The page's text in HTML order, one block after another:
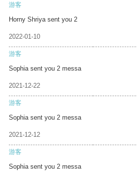
游客
Horny Shriya sent you 2
2022-01-10
游客
Sophia sent you 2 messa
2021-12-22
游客
Sophia sent you 2 messa
2021-12-12
游客
Sophia sent you 2 messa